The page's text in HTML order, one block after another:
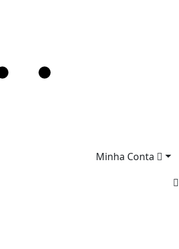
Minha Conta